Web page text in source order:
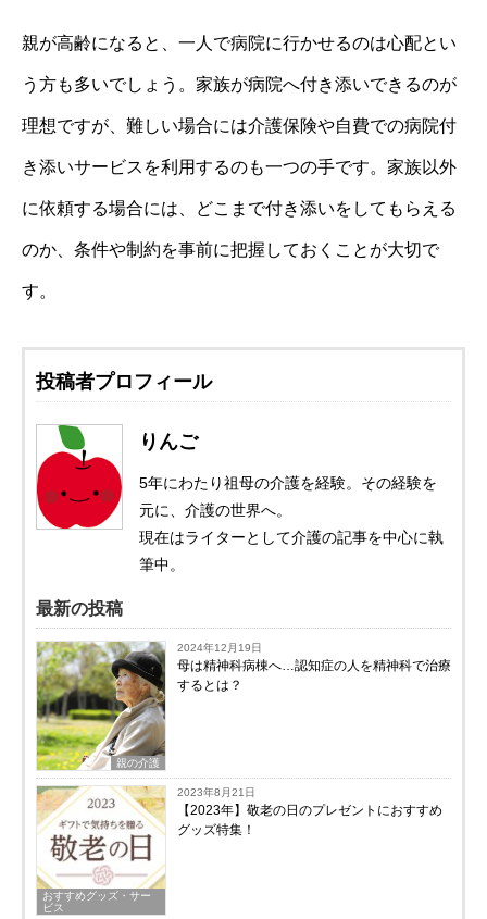
親が高齢になると、一人で病院に行かせるのは心配とい
う方も多いでしょう。家族が病院へ付き添いできるのが
理想ですが、難しい場合には介護保険や自費での病院付
き添いサービスを利用するのも一つの手です。家族以外
に依頼する場合には、どこまで付き添いをしてもらえる
のか、条件や制約を事前に把握しておくことが大切で
す。
投稿者プロフィール
りんご
5年にわたり祖母の介護を経験。その経験を
元に、介護の世界へ。
現在はライターとして介護の記事を中心に執
筆中。
最新の投稿
親の介護
2024年12月19日
母は精神科病棟へ…認知症の人を精神科で治療
するとは？
おすすめグッズ・サー
ビス
2023年8月21日
【2023年】敬老の日のプレゼントにおすすめ
グッズ特集！